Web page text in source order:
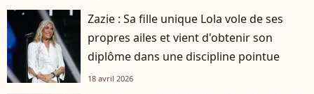
Zazie : Sa fille unique Lola vole de ses
propres ailes et vient d'obtenir son
diplôme dans une discipline pointue
18 avril 2026